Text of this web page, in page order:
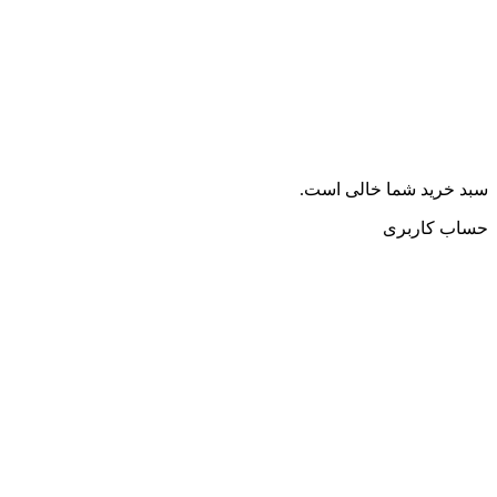
سبد خرید شما خالی است.
حساب کاربری